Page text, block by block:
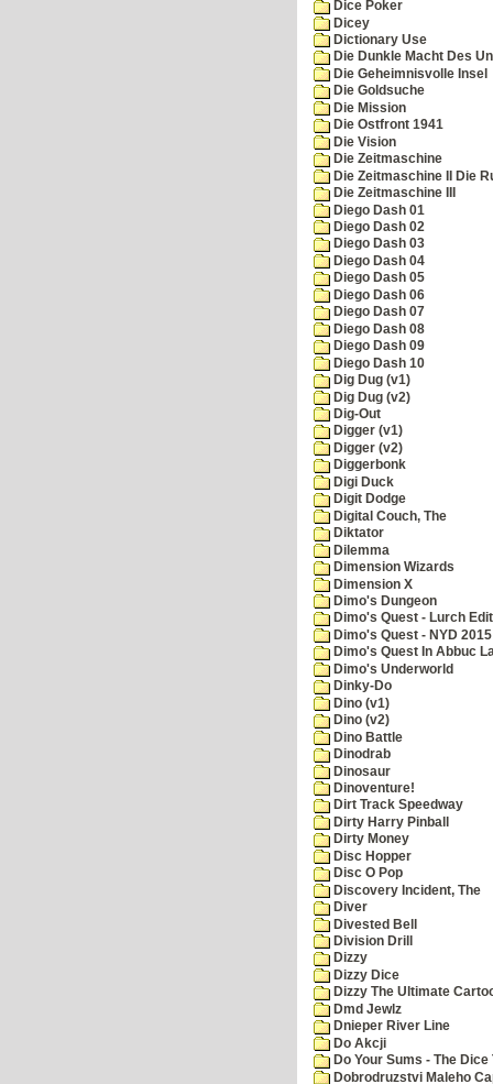
Dice Poker
Dicey
Dictionary Use
Die Dunkle Macht Des
Die Geheimnisvolle Insel
Die Goldsuche
Die Mission
Die Ostfront 1941
Die Vision
Die Zeitmaschine
Die Zeitmaschine II Die
Die Zeitmaschine III
Diego Dash 01
Diego Dash 02
Diego Dash 03
Diego Dash 04
Diego Dash 05
Diego Dash 06
Diego Dash 07
Diego Dash 08
Diego Dash 09
Diego Dash 10
Dig Dug (v1)
Dig Dug (v2)
Dig-Out
Digger (v1)
Digger (v2)
Diggerbonk
Digi Duck
Digit Dodge
Digital Couch, The
Diktator
Dilemma
Dimension Wizards
Dimension X
Dimo's Dungeon
Dimo's Quest - Lurch
Dimo's Quest - NYD
Dimo's Quest In Abbuc
Dimo's Underworld
Dinky-Do
Dino (v1)
Dino (v2)
Dino Battle
Dinodrab
Dinosaur
Dinoventure!
Dirt Track Speedway
Dirty Harry Pinball
Dirty Money
Disc Hopper
Disc O Pop
Discovery Incident, The
Diver
Divested Bell
Division Drill
Dizzy
Dizzy Dice
Dizzy The Ultimate
Dmd Jewlz
Dnieper River Line
Do Akcji
Do Your Sums - The
Dobrodruzstvi Maleho